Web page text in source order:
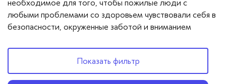
Отзывы
необходимое для того, чтобы пожилые люди с
любыми проблемами со здоровьем чувствовали себя в
безопасности, окруженные заботой и вниманием
Показать фильтр